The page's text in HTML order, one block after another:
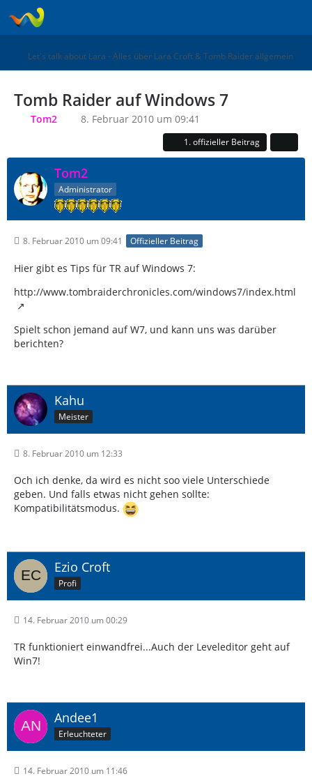
Let's talk about Lara - Alles über Lara Croft & Tomb Raider allgemein
Tomb Raider auf Windows 7
Tom2 8. Februar 2010 um 09:41
1. offizieller Beitrag
Tom2
Administrator
8. Februar 2010 um 09:41 Offizieller Beitrag
Hier gibt es Tips für TR auf Windows 7:
http://www.tombraiderchronicles.com/windows7/index.html
Spielt schon jemand auf W7, und kann uns was darüber
berichten?
Kahu
Meister
8. Februar 2010 um 12:33
Och ich denke, da wird es nicht soo viele Unterschiede
geben. Und falls etwas nicht gehen sollte:
Kompatibilitätsmodus.
Ezio Croft
Profi
14. Februar 2010 um 00:29
TR funktioniert einwandfrei...Auch der Leveleditor geht auf
Win7!
Andee1
Erleuchteter
14. Februar 2010 um 11:46